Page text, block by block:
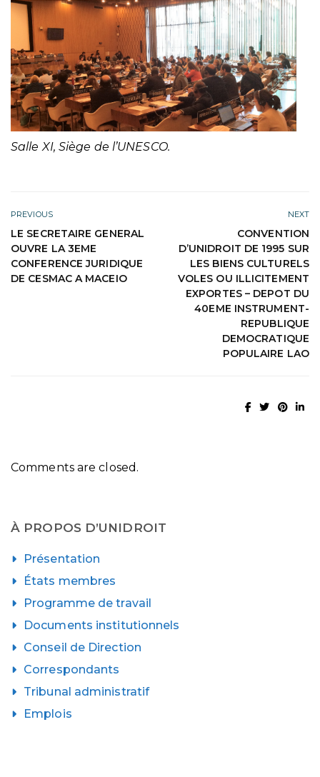
Salle XI, Siège de l’UNESCO.
PREVIOUS
LE SECRETAIRE GENERAL
OUVRE LA 3EME
CONFERENCE JURIDIQUE
DE CESMAC A MACEIO
NEXT
CONVENTION
D’UNIDROIT DE 1995 SUR
LES BIENS CULTURELS
VOLES OU ILLICITEMENT
EXPORTES – DEPOT DU
40EME INSTRUMENT-
REPUBLIQUE
DEMOCRATIQUE
POPULAIRE LAO
Comments are closed.
À PROPOS D’UNIDROIT
Présentation
États membres
Programme de travail
Documents institutionnels
Conseil de Direction
Correspondants
Tribunal administratif
Emplois